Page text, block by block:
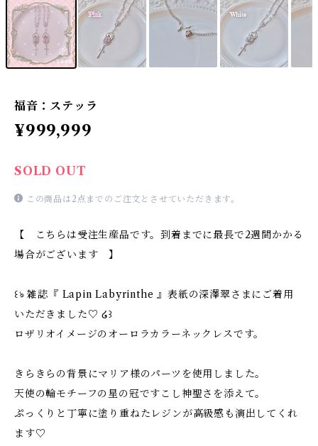
福音：ステッラ
¥999,999
SOLD OUT
この商品は2点までのご注文とさせていただきます。
【 こちらは受注生産品です。到着までに最長で2週間かかる
場合がございます 】
꒰ঌ 雑誌『 Lapin Labyrinthe 』表紙の深澤翠さまにご着用
いただきました♡ ໒꒱
ロザリオイメージのオーロラカラーネックレスです。
きらきらの背景にマリア様のパーツを使用しました。
天使の輪モチーフの星の冠ですこし神聖さを添えて。
ぷっくりと丁寧に塗り重ねたレジンが高級感も演出してくれ
ます♡